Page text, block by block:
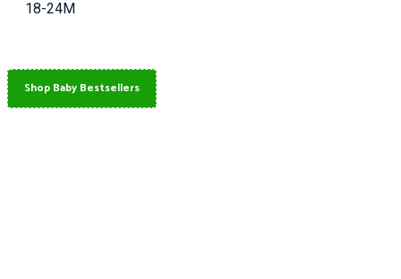
18-24M
Shop Baby Bestsellers